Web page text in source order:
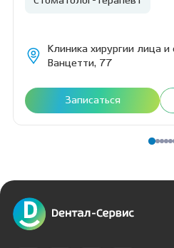
Клиника хирургии лица
Ванцетти, 77
Записаться